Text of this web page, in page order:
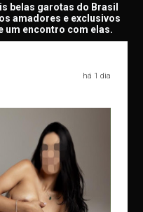
belas garotas do Brasil
amadores e exclusivos
um encontro com elas.
há 1 dia